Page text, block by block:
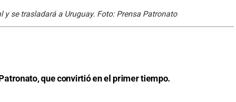
se trasladará a Uruguay. Foto: Prensa Patronato
que convirtió en el primer tiempo.